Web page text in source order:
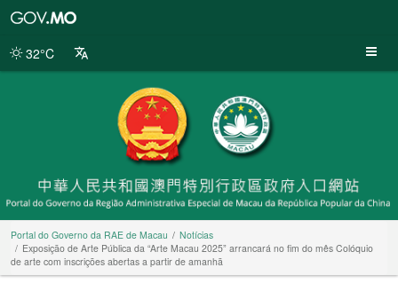
da
32°C
Portal do Governo da RAE de Macau
Notícias
Exposição de Arte Pública da “Arte Macau 2025” arrancará no fim do mês Colóquio
de arte com inscrições abertas a partir de amanhã